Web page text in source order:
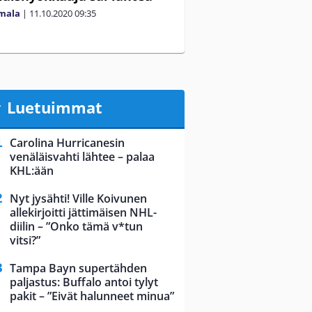
| 11.10.202009:35
Luetuimmat
Carolina Hurricanesin
venäläisvahti lähtee – palaa
KHL:ään
Nyt jysähti! Ville Koivunen
allekirjoitti jättimäisen NHL-
diilin – ”Onko tämä v*tun
vitsi?”
Tampa Bayn supertähden
paljastus: Buffalo antoi tylyt
pakit – ”Eivät halunneet minua”